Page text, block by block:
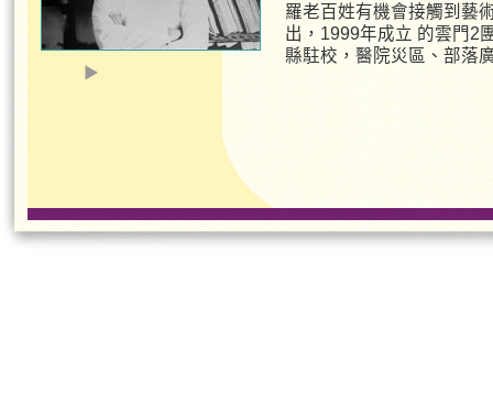
羅老百姓有機會接觸到藝
出，1999年成立 的雲門2
縣駐校，醫院災區、部落